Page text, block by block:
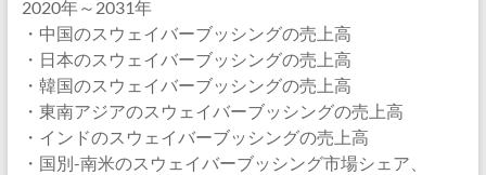
2020年～2031年
・中国のスウェイバーブッシングの売上高
・日本のスウェイバーブッシングの売上高
・韓国のスウェイバーブッシングの売上高
・東南アジアのスウェイバーブッシングの売上高
・インドのスウェイバーブッシングの売上高
・国別-南米のスウェイバーブッシング市場シェア、